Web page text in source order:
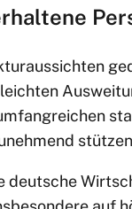
deutsche